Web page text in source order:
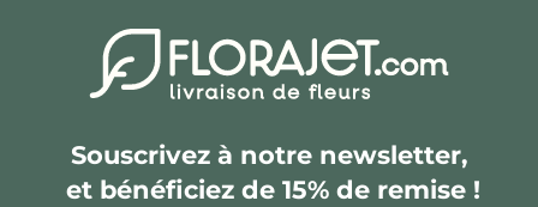
Souscrivez à notre newsletter,
et bénéficiez de 15% de remise !